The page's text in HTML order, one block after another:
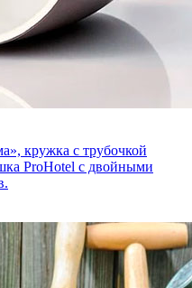
кружка с трубочкой
ProHotel с двойными